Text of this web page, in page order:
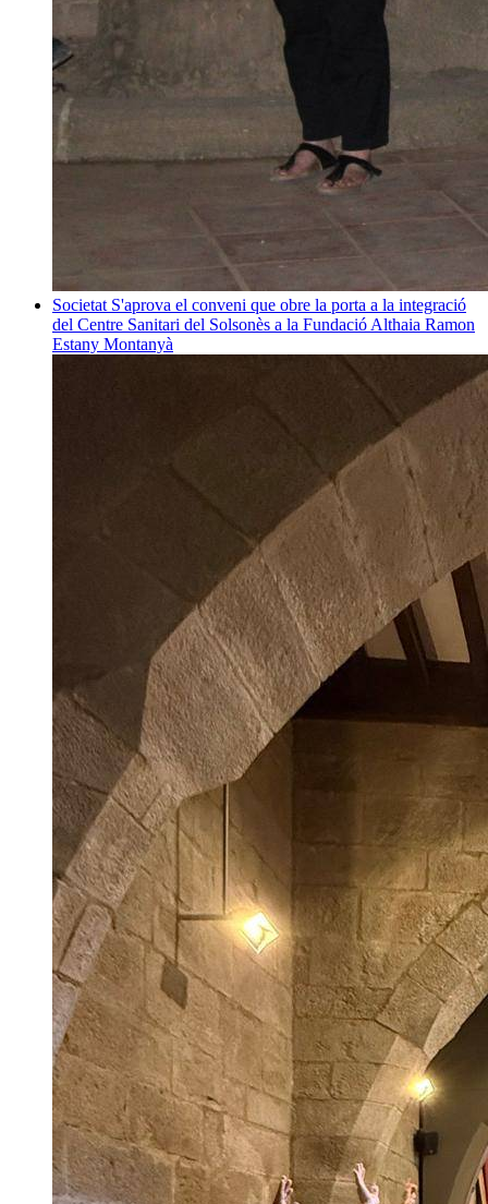
Societat S'aprova el conveni que obre la porta a la integració
del Centre Sanitari del Solsonès a la Fundació Althaia Ramon
Estany Montanyà